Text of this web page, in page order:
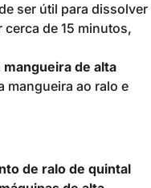
ser útil para dissolver
de 15 minutos,
mangueira de alta
mangueira ao ralo e
de ralo de quintal